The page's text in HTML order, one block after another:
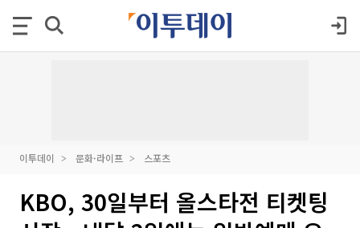
이투데이 문화·라이프 스포츠
KBO, 30일부터 올스타전 티켓팅